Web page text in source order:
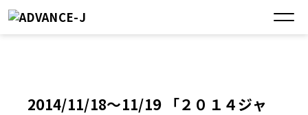
2014/11/18～11/19 「２０１４ジャ